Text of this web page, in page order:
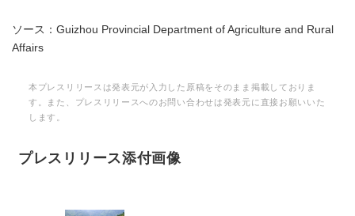
ソース：Guizhou Provincial Department of Agriculture and Rural
Affairs
本プレスリリースは発表元が入力した原稿をそのまま掲載しておりま
す。また、プレスリリースへのお問い合わせは発表元に直接お願いいた
します。
プレスリリース添付画像